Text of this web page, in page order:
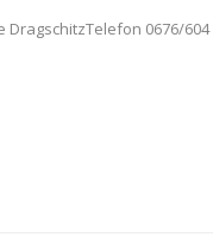
0676/604